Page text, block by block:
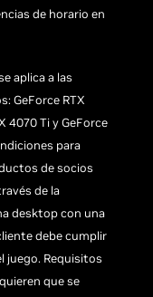
de horario en
aplica a las
GeForce RTX
4070 Ti y GeForce
para
de socios
de la
desktop con una
debe cumplir
juego. Requisitos
que se